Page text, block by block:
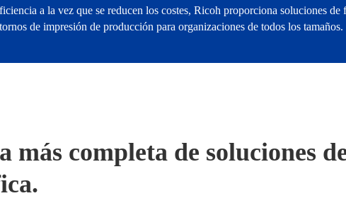
a la vez que se reducen los costes, Ricoh proporciona soluciones
de impresión de producción para organizaciones de todos los tamaños.
más completa de soluciones